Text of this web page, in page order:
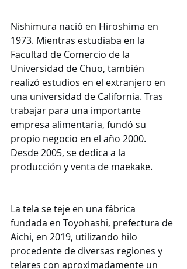
Nishimura nació en Hiroshima en
1973. Mientras estudiaba en la
Facultad de Comercio de la
Universidad de Chuo, también
realizó estudios en el extranjero en
una universidad de California. Tras
trabajar para una importante
empresa alimentaria, fundó su
propio negocio en el año 2000.
Desde 2005, se dedica a la
producción y venta de maekake.
La tela se teje en una fábrica
fundada en Toyohashi, prefectura de
Aichi, en 2019, utilizando hilo
procedente de diversas regiones y
telares con aproximadamente un